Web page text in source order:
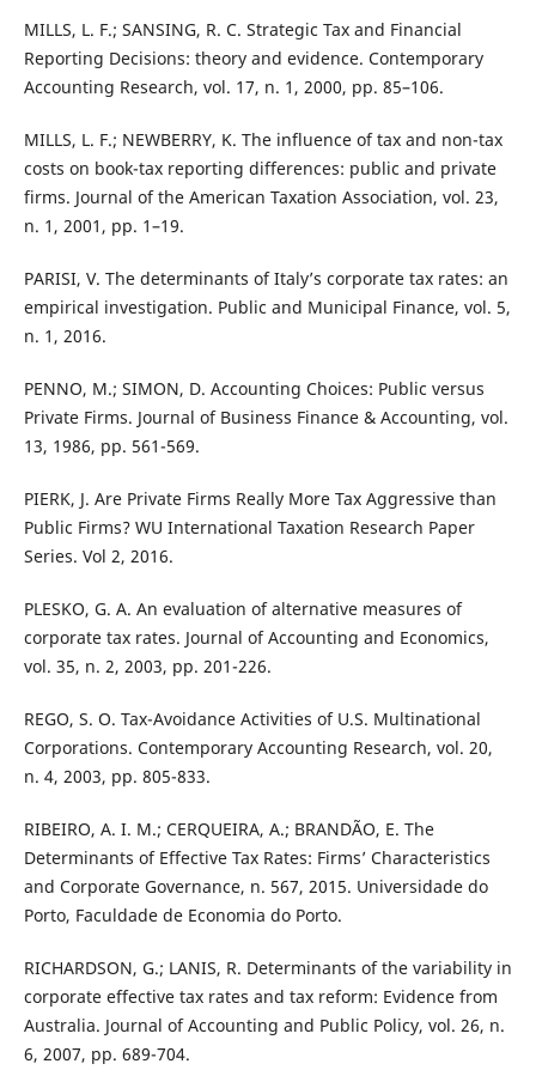
MILLS, L. F.; SANSING, R. C. Strategic Tax and Financial
Reporting Decisions: theory and evidence. Contemporary
Accounting Research, vol. 17, n. 1, 2000, pp. 85–106.
MILLS, L. F.; NEWBERRY, K. The influence of tax and non-tax
costs on book-tax reporting differences: public and private
firms. Journal of the American Taxation Association, vol. 23,
n. 1, 2001, pp. 1–19.
PARISI, V. The determinants of Italy’s corporate tax rates: an
empirical investigation. Public and Municipal Finance, vol. 5,
n. 1, 2016.
PENNO, M.; SIMON, D. Accounting Choices: Public versus
Private Firms. Journal of Business Finance & Accounting, vol.
13, 1986, pp. 561-569.
PIERK, J. Are Private Firms Really More Tax Aggressive than
Public Firms? WU International Taxation Research Paper
Series. Vol 2, 2016.
PLESKO, G. A. An evaluation of alternative measures of
corporate tax rates. Journal of Accounting and Economics,
vol. 35, n. 2, 2003, pp. 201-226.
REGO, S. O. Tax-Avoidance Activities of U.S. Multinational
Corporations. Contemporary Accounting Research, vol. 20,
n. 4, 2003, pp. 805-833.
RIBEIRO, A. I. M.; CERQUEIRA, A.; BRANDÃO, E. The
Determinants of Effective Tax Rates: Firms’ Characteristics
and Corporate Governance, n. 567, 2015. Universidade do
Porto, Faculdade de Economia do Porto.
RICHARDSON, G.; LANIS, R. Determinants of the variability in
corporate effective tax rates and tax reform: Evidence from
Australia. Journal of Accounting and Public Policy, vol. 26, n.
6, 2007, pp. 689-704.